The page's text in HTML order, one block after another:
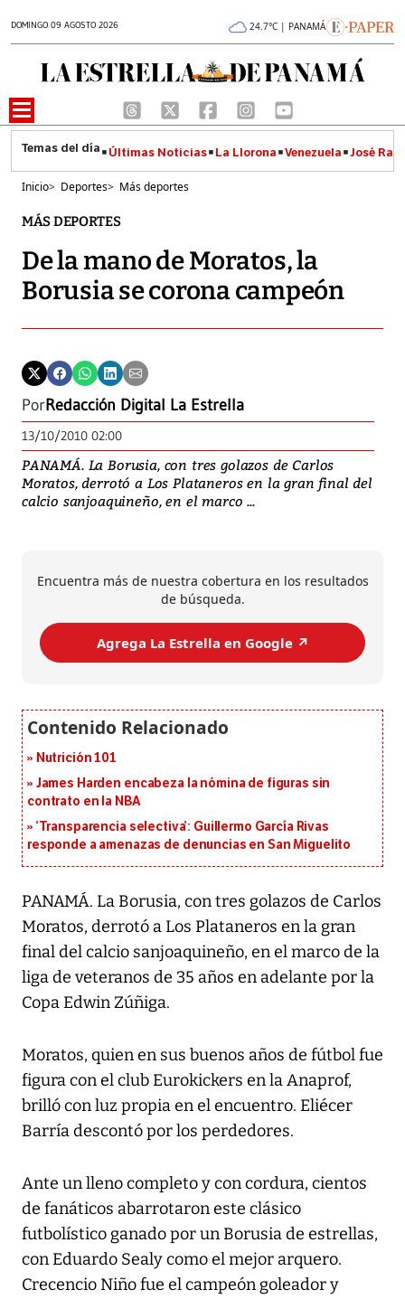
DOMINGO 09 AGOSTO 2026 24.7°C | PANAMÁ
Últimas Noticias La Llorona Venezuela José
Inicio> Deportes> Más deportes
MÁS DEPORTES
De la mano de Moratos, la
Borusia se corona campeón
PorRedacción Digital La Estrella
13/10/2010 02:00
PANAMÁ. La Borusia, con tres golazos de Carlos
Moratos, derrotó a Los Plataneros en la gran final del
calcio sanjoaquineño, en el marco ...
Encuentra más de nuestra cobertura en los resultados
de búsqueda.
Agrega La Estrella en Google ↗️
Nutrición 101
James Harden encabeza la nómina de figuras sin
contrato en la NBA
‘Transparencia selectiva’: Guillermo García Rivas
responde a amenazas de denuncias en San Miguelito
PANAMÁ. La Borusia, con tres golazos de Carlos
Moratos, derrotó a Los Plataneros en la gran
final del calcio sanjoaquineño, en el marco de la
liga de veteranos de 35 años en adelante por la
Copa Edwin Zúñiga.
Moratos, quien en sus buenos años de fútbol fue
figura con el club Eurokickers en la Anaprof,
brilló con luz propia en el encuentro. Eliécer
Barría descontó por los perdedores.
Ante un lleno completo y con cordura, cientos
de fanáticos abarrotaron este clásico
futbolístico ganado por un Borusia de estrellas,
con Eduardo Sealy como el mejor arquero.
Crecencio Niño fue el campeón goleador y